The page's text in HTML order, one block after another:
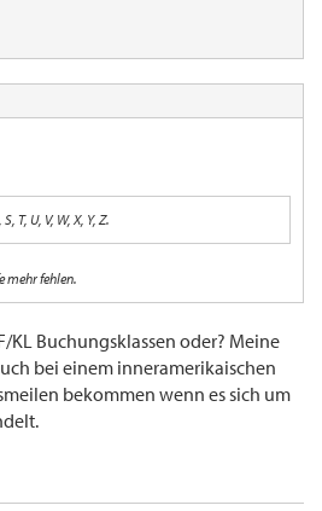
T, U, V, W, X, Y, Z.
mehr fehlen.
KL Buchungsklassen oder? Meine
bei einem inneramerikaischen
bekommen wenn es sich um